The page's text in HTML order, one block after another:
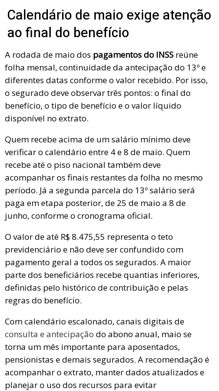
Calendário de maio exige atenção
ao final do benefício
A rodada de maio dos pagamentos do INSS reúne
folha mensal, continuidade da antecipação do 13º e
diferentes datas conforme o valor recebido. Por isso,
o segurado deve observar três pontos: o final do
benefício, o tipo de benefício e o valor líquido
disponível no extrato.
Quem recebe acima de um salário mínimo deve
verificar o calendário entre 4 e 8 de maio. Quem
recebe até o piso nacional também deve
acompanhar os finais restantes da folha no mesmo
período. Já a segunda parcela do 13º salário será
paga em etapa posterior, de 25 de maio a 8 de
junho, conforme o cronograma oficial.
O valor de até R$ 8.475,55 representa o teto
previdenciário e não deve ser confundido com
pagamento geral a todos os segurados. A maior
parte dos beneficiários recebe quantias inferiores,
definidas pelo histórico de contribuição e pelas
regras do benefício.
Com calendário escalonado, canais digitais de
consulta e antecipação do abono anual, maio se
torna um mês importante para aposentados,
pensionistas e demais segurados. A recomendação é
acompanhar o extrato, manter dados atualizados e
planejar o uso dos recursos para evitar